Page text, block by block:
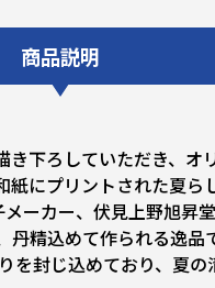
商品説明
下ろしていただき、オ
にプリントされた夏ら
ーカー、伏見上野旭昇堂
精込めて作られる逸品
を封じ込めており、夏の